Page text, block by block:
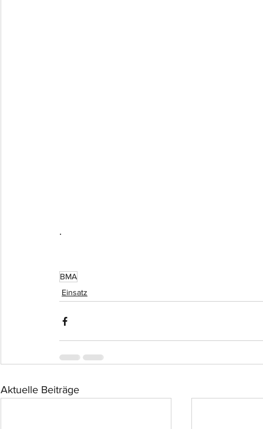
.
BMA
Einsatz
Aktuelle Beiträge